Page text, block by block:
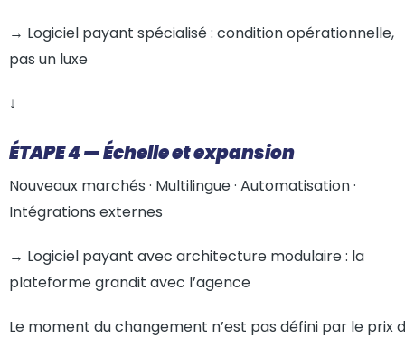
→ Logiciel payant spécialisé : condition opérationnelle,
pas un luxe
↓
ÉTAPE 4 — Échelle et expansion
Nouveaux marchés · Multilingue · Automatisation ·
Intégrations externes
→ Logiciel payant avec architecture modulaire : la
plateforme grandit avec l’agence
Le moment du changement n’est pas défini par le prix